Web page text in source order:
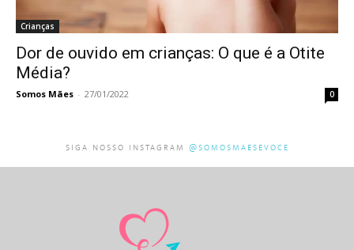
Crianças
Dor de ouvido em crianças: O que é a Otite
Média?
Somos Mães - 27/01/2022 0
SIGA NOSSO INSTAGRAM @SOMOSMAESEVOCE